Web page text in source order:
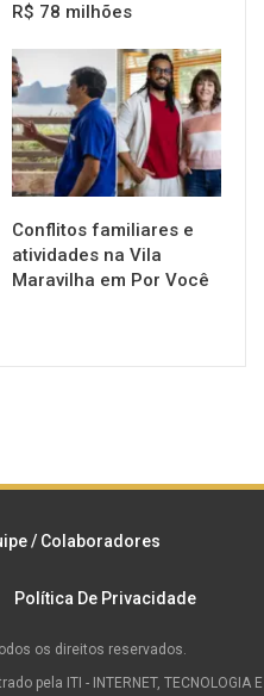
R$ 78 milhões
NOTÍCIAS
Conflitos familiares e
atividades na Vila
Maravilha em Por Você
/ Colaboradores
Política De Privacidade
os direitos reservados.
pela ITI - INTERNET, TECNOLOGIA E